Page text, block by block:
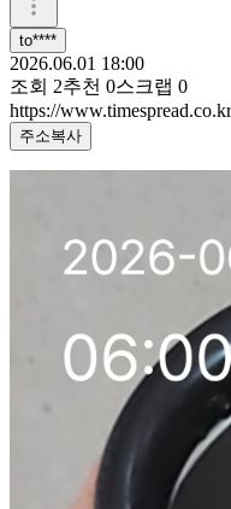
to****
2026.06.01 18:00
조회 2추천 0스크랩 0
https://
주소복사